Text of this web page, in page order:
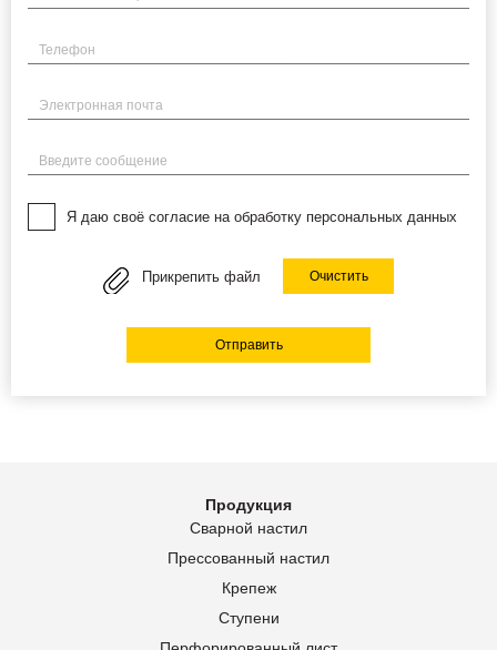
Телефон
Электронная почта
Введите сообщение
Я даю своё согласие на обработку персональных данных
Прикрепить файл Очистить
Отправить
Продукция
Сварной настил
Прессованный настил
Крепеж
Ступени